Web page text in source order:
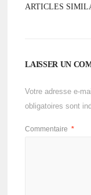
ARTICLES
LAISSER UN
Votre adresse e-
obligatoires sont
Commentaire *